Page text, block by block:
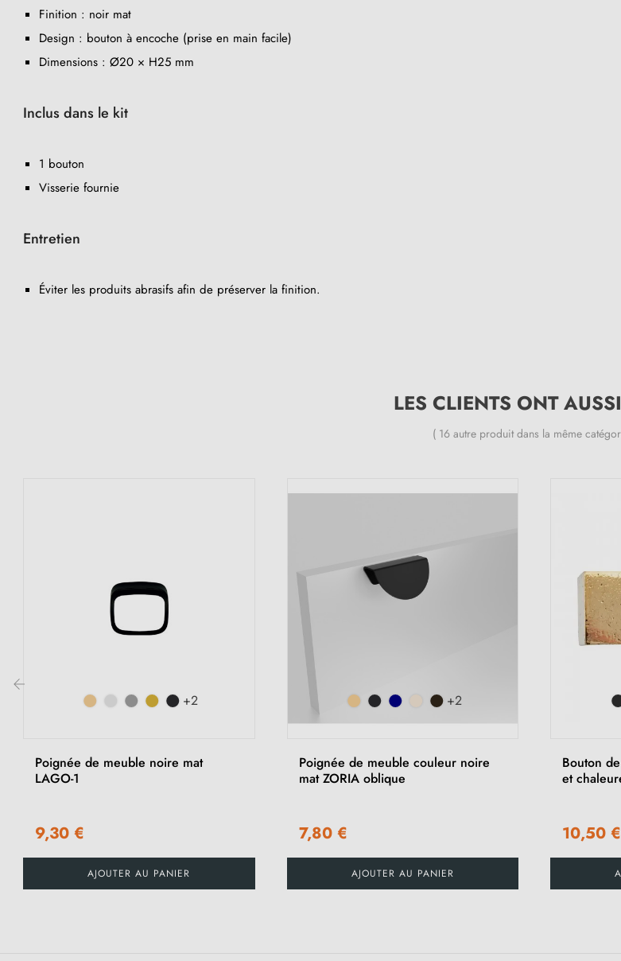
Finition : noir mat
Design : bouton à encoche (prise en main facile)
Dimensions : Ø20 × H25 mm
Inclus dans le kit
1 bouton
Visserie fournie
Entretien
Éviter les produits abrasifs afin de préserver la finition.
LES CLIENTS ONT
( 16 autre produit dans la même
+2
Poignée de meuble noire mat
LAGO-1
9,30 €
AJOUTER AU PANIER
+2
Poignée de meuble couleur noire
mat ZORIA oblique
7,80 €
AJOUTER AU PANIER
Bouton
et
10,50 €